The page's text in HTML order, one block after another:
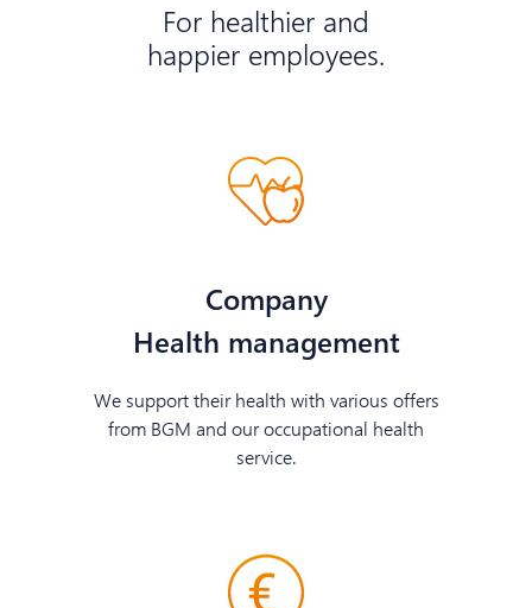
For healthier and
happier employees.
Company
Health management
We support their health with various offers
from BGM and our occupational health
service.